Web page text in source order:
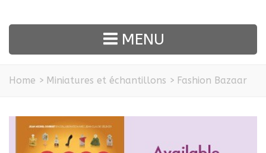
MENU
Home > Miniatures et échantillons > Fashion Bazaar